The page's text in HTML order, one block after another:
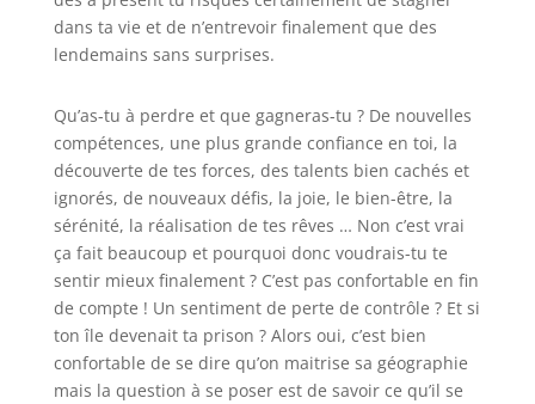
dans ta vie et de n’entrevoir finalement que des
lendemains sans surprises.
Qu’as-tu à perdre et que gagneras-tu ? De nouvelles
compétences, une plus grande confiance en toi, la
découverte de tes forces, des talents bien cachés et
ignorés, de nouveaux défis, la joie, le bien-être, la
sérénité, la réalisation de tes rêves … Non c’est vrai
ça fait beaucoup et pourquoi donc voudrais-tu te
sentir mieux finalement ? C’est pas confortable en fin
de compte ! Un sentiment de perte de contrôle ? Et si
ton île devenait ta prison ? Alors oui, c’est bien
confortable de se dire qu’on maitrise sa géographie
mais la question à se poser est de savoir ce qu’il se